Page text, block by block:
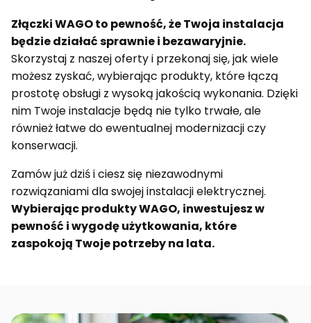
Złączki WAGO to pewność, że Twoja instalacja
będzie działać sprawnie i bezawaryjnie.
Skorzystaj z naszej oferty i przekonaj się, jak wiele
możesz zyskać, wybierając produkty, które łączą
prostotę obsługi z wysoką jakością wykonania. Dzięki
nim Twoje instalacje będą nie tylko trwałe, ale
również łatwe do ewentualnej modernizacji czy
konserwacji.
Zamów już dziś i ciesz się niezawodnymi
rozwiązaniami dla swojej instalacji elektrycznej.
Wybierając produkty WAGO, inwestujesz w
pewność i wygodę użytkowania, które
zaspokoją Twoje potrzeby na lata.